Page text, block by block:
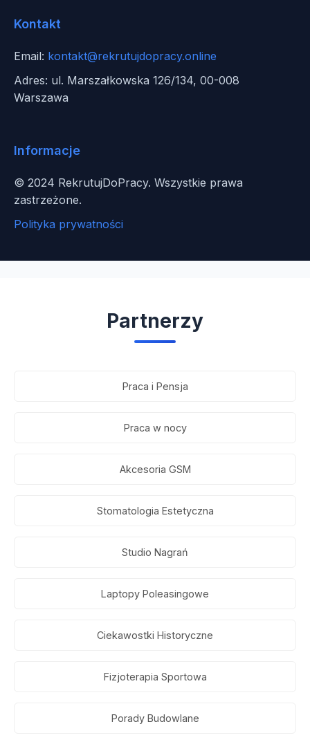
Kontakt
Email: kontakt@rekrutujdopracy.online
Adres: ul. Marszałkowska 126/134, 00-008
Warszawa
Informacje
© 2024 RekrutujDoPracy. Wszystkie prawa
zastrzeżone.
Polityka prywatności
Partnerzy
Praca i Pensja
Praca w nocy
Akcesoria GSM
Stomatologia Estetyczna
Studio Nagrań
Laptopy Poleasingowe
Ciekawostki Historyczne
Fizjoterapia Sportowa
Porady Budowlane